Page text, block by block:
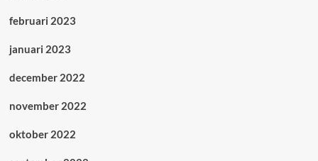
februari 2023
januari 2023
december 2022
november 2022
oktober 2022